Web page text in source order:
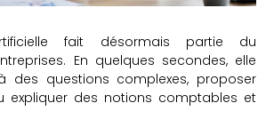
fait désormais partie du
En quelques secondes, elle
des questions complexes, proposer
expliquer des notions comptables et